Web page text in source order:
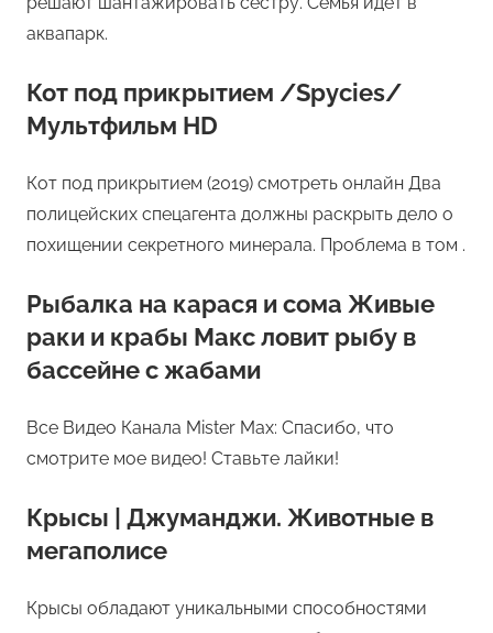
аквапарк.
Кот под прикрытием /Spycies/
Мультфильм HD
Кот под прикрытием (2019) смотреть онлайн Два
полицейских спецагента должны раскрыть дело о
похищении секретного минерала. Проблема в том .
Рыбалка на карася и сома Живые
раки и крабы Макс ловит рыбу в
бассейне с жабами
Все Видео Канала Mister Max: Спасибо, что
смотрите мое видео! Ставьте лайки!
Крысы | Джуманджи. Животные в
мегаполисе
Крысы обладают уникальными способностями